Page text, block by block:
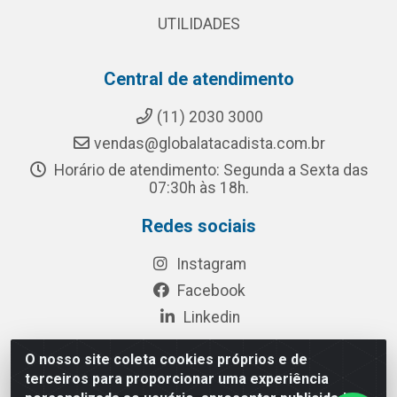
O nosso site coleta cookies próprios e de
terceiros para proporcionar uma experiência
UTILIDADES
Central de atendimento
(11) 2030 3000
vendas@globalatacadista.com.br
Horário de atendimento: Segunda a Sexta das
07:30h às 18h.
Redes sociais
Instagram
Facebook
Linkedin
Rua Chipuê, 117 - S. Miguel Paulista São Paulo/SP - CEP